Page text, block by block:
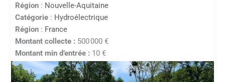
Région : Nouvelle-Aquitaine
Catégorie : Hydroélectrique
Région : France
Montant collecte : 500 000 €
Montant min d’entrée : 10 €